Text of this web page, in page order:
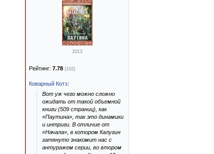
2013
Рейтинг: 7.78 (102)
Коварный Котэ:
Вот уж чего можно сложно
ожидать от такой объемной
книги (509 страниц), как
«Паутина», так это динамики
и интриги. В отличие от
«Начала», в котором Калугин
затянуто знакомит нас с
антуражем серии, во втором